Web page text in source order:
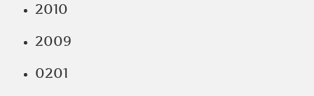
2010
2009
0201